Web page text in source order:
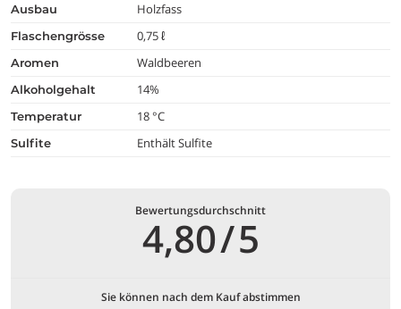
ausbau Holzfass
flaschengrösse 0,75 ℓ
aromen Waldbeeren
alkoholgehalt 14%
temperatur 18 °C
Sulfite Enthält Sulfite
Bewertungsdurchschnitt
4,80/5
Sie können nach dem Kauf abstimmen